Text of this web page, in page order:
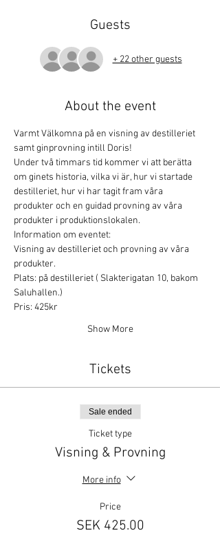
Guests
+ 22 other guests
About the event
Varmt Välkomna på en visning av destilleriet
samt ginprovning intill Doris!
Under två timmars tid kommer vi att berätta
om ginets historia, vilka vi är, hur vi startade
destilleriet, hur vi har tagit fram våra
produkter och en guidad provning av våra
produkter i produktionslokalen.
Information om eventet:
Visning av destilleriet och provning av våra
produkter.
Plats: på destilleriet ( Slakterigatan 10, bakom
Saluhallen.)
Pris: 425kr
Show More
Tickets
Sale ended
Ticket type
Visning & Provning
More info
Price
SEK 425.00